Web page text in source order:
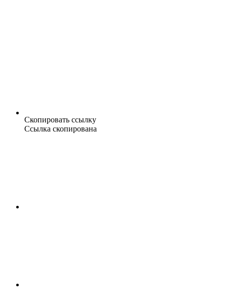
Скопировать ссылку
Ссылка скопирована